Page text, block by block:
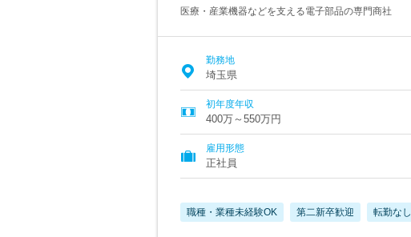
医療・産業機器などを支える電子部品の専門商社
勤務地
埼玉県
初年度年収
400万～550万円
雇用形態
正社員
職種・業種未経験OK 第二新卒歓迎 転勤なし